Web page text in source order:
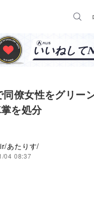
僚女性をグリー
を処分
あたりす/
04 08:37